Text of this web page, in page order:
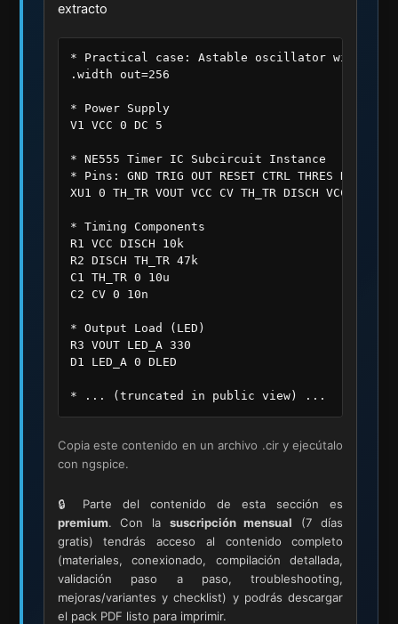
extracto
* Practical case: Astable oscillator with
.width out=256
* Power Supply
V1 VCC 0 DC 5
* NE555 Timer IC Subcircuit Instance
* Pins: GND TRIG OUT RESET CTRL THRES DISCH
XU1 0 TH_TR VOUT VCC CV TH_TR DISCH VCC NE555
* Timing Components
R1 VCC DISCH 10k
R2 DISCH TH_TR 47k
C1 TH_TR 0 10u
C2 CV 0 10n
* Output Load (LED)
R3 VOUT LED_A 330
D1 LED_A 0 DLED
* ... (truncated in public view) ...
Copia este contenido en un archivo .cir y ejecútalo
con ngspice.
🔒 Parte del contenido de esta sección es
premium. Con la suscripción mensual (7 días
gratis) tendrás acceso al contenido completo
(materiales, conexionado, compilación detallada,
validación paso a paso, troubleshooting,
mejoras/variantes y checklist) y podrás descargar
el pack PDF listo para imprimir.